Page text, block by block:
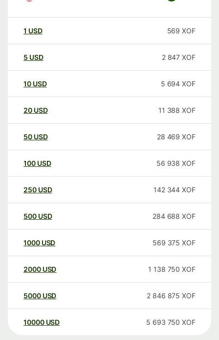
1 USD 569 XOF
5 USD 2 847 XOF
10 USD 5 694 XOF
20 USD 11 388 XOF
50 USD 28 469 XOF
100 USD 56 938 XOF
250 USD 142 344 XOF
500 USD 284 688 XOF
1000 USD 569 375 XOF
2000 USD 1 138 750 XOF
5000 USD 2 846 875 XOF
10000 USD 5 693 750 XOF